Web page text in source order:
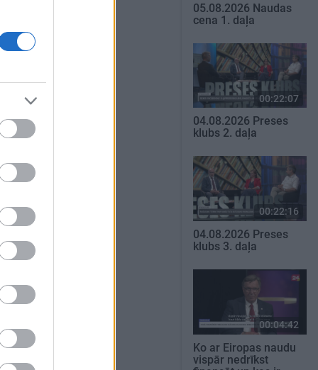
05.08.2026 Naudas
cena 1. daļa
00:22:07
04.08.2026 Preses
klubs 2. daļa
00:22:16
04.08.2026 Preses
klubs 3. daļa
00:04:42
Ko ar Eiropas naudu
vispār nedrīkst